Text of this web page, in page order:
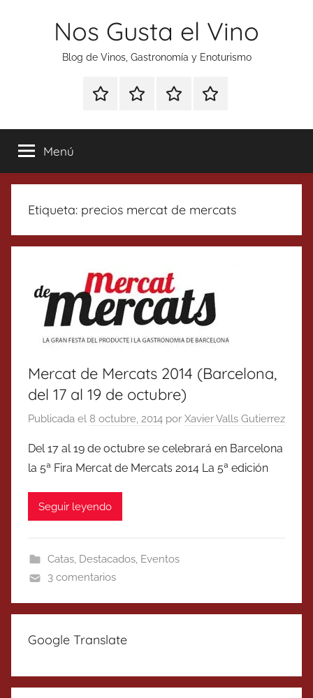
Nos Gusta el Vino
Blog de Vinos, Gastronomía y Enoturismo
Especial
Tonics
Enoturismo
Gastronomía
RankingContacto
Menú
Etiqueta: precios mercat de mercats
Mercat de Mercats 2014 (Barcelona,
del 17 al 19 de octubre)
Publicada el 8 octubre, 2014 por Xavier Valls Gutierrez
Del 17 al 19 de octubre se celebrará en Barcelona
la 5ª Fira Mercat de Mercats 2014 La 5ª edición
Seguir leyendo
Catas, Destacados, Eventos
3 comentarios
Google Translate